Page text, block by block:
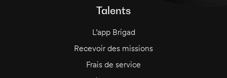
Talents
L’app Brigad
Recevoir des missions
Frais de service